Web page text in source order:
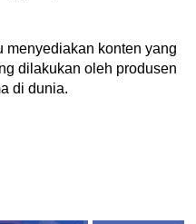
menyediakan konten yang
dilakukan oleh produsen
di dunia.